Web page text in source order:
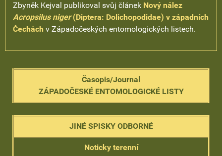
Zbyněk Kejval publikoval svůj článek Nový nález
Acropsilus niger(Diptera: Dolichopodidae) v západních
Čechách v Západočeských entomologických listech.
Časopis/Journal
ZÁPADOČESKÉ ENTOMOLOGICKÉ LISTY
JINÉ SPISKY ODBORNÉ
Noticky terenní